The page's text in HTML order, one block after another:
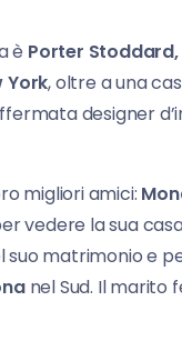
è Porter Stoddard,
York, oltre a una
designer
migliori amici:
vedere la sua casa
matrimonio e
nel Sud. Il marito